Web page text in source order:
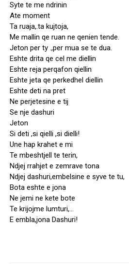
Syte te me ndrinin
Ate moment
Ta ruaja,.ta kujtoja,
Me mallin qe ruan ne qenien tende.
Jeton per ty .,per mua se te dua.
Eshte drita qe cel me diellin
Eshte reja perqafon qiellin
Eshte jeta qe perkedhel diellin
Eshte deti na pret
Ne perjetesine e tij
Se nje dashuri
Jeton
Si deti ,si qielli ,si dielli!
Une hap krahet e mi
Te mbeshtjell te terin,
Ndjej rrahjet e zemrave tona
Ndjej dashuri,embelsine e syve te tu,
Bota eshte e jona
Ne jemi ne kete bote
Te krijojme lumturi,…
E embla,jona Dashuri!